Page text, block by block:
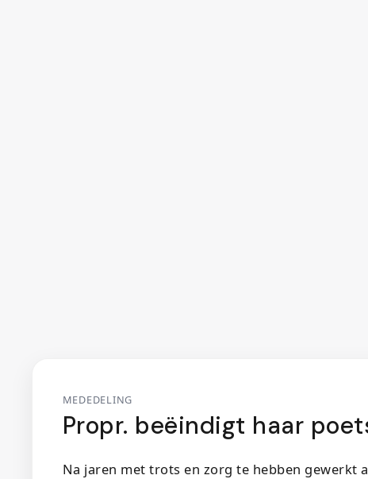
MEDEDELING
Propr. beëindigt haar
Na jaren met trots en zorg te hebben gewerkt